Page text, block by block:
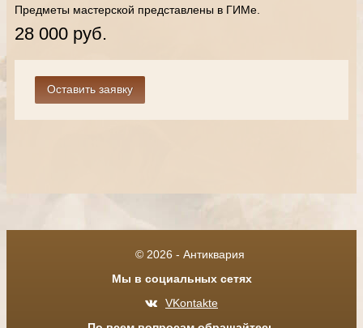
Предметы мастерской представлены в ГИМе.
28 000 руб.
© 2026 - Антиквария
Мы в социальных сетях
VKontakte